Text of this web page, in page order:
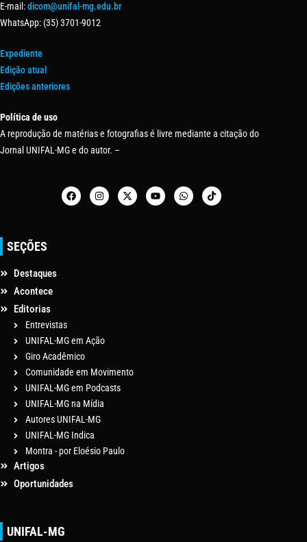
E-mail:dicom@unifal-mg.edu.br
WhatsApp: (35) 3701-9012
Expediente
Edição atual
Edições anteriores
Política de uso
A reprodução de matérias e fotografias é livre mediante a citação do
Jornal UNIFAL-MG e do autor. –
SEÇÕES
Destaques
Acontece
Editorias
Entrevistas
UNIFAL-MG em Ação
Giro Acadêmico
Comunidade em Movimento
UNIFAL-MG em Podcasts
UNIFAL-MG na Mídia
Autores UNIFAL-MG
UNIFAL-MG Indica
Montra - por Eloésio Paulo
Artigos
Oportunidades
UNIFAL-MG